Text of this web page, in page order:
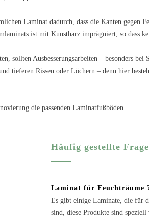
Laminat dadurch, dass die Kanten gegen
ist mit Kunstharz imprägniert, so dass
sollten Ausbesserungsarbeiten – besonders
tieferen Rissen oder Löchern – denn hier
die passenden Laminatfußböden.
Häufig gestellte
Laminat für Feuchträume
Es gibt einige Laminate, die für
sind, diese Produkte sind